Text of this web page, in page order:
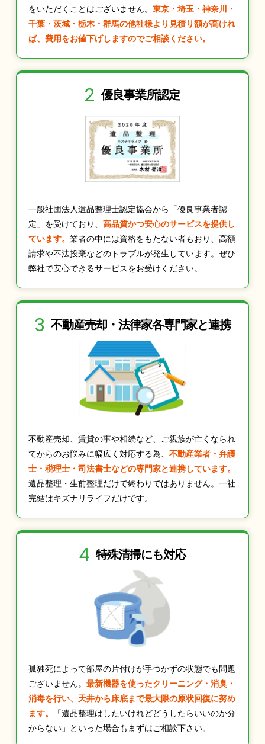
をいただくことはございません。 東京・埼玉・神奈川・
千葉・茨城・栃木・群馬の他社様より見積り額が高けれ
ば、費用をお値下げしますのでご相談ください。
2 優良事業所認定
一般社団法人遺品整理士認定協会から「優良事業者認
定」を受けており、 高品質かつ安心のサービスを提供し
ています。 業者の中には資格をもたない者もおり、高額
請求や不法投棄などのトラブルが発生しています。ぜひ
弊社で安心できるサービスをお受けください。
3 不動産売却・法律家各専門家と連携
不動産売却、賃貸の事や相続など、ご親族が亡くなられ
てからのお悩みに幅広く対応する為、 不動産業者・弁護
士・税理士・司法書士などの専門家と連携しています。
遺品整理・生前整理だけで終わりではありません。一社
完結はキズナリライフだけです。
4 特殊清掃にも対応
孤独死によって部屋の片付けが手つかずの状態でも問題
ございません。 最新機器を使ったクリーニング・消臭・
消毒を行い、天井から床底まで最大限の原状回復に努め
ます。
「遺品整理はしたいけれどどうしたらいいのか分
からない」といった場合もまずはご相談下さい。